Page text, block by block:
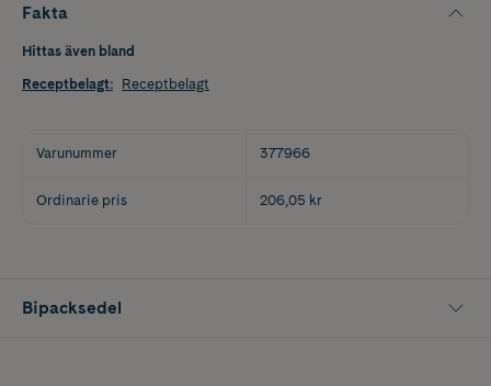
Fakta
Hittas även bland
Receptbelagt: Receptbelagt
Varunummer 377966
Ordinarie pris 206,05 kr
Bipacksedel